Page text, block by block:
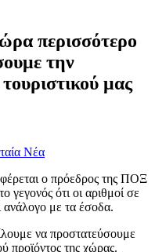
περισσότερο
την
μας
Νέα
ο πρόεδρος της ΠΟΞ
γεγονός ότι οι αριθμοί σε
ανάλογο με τα έσοδα.
να προστατεύσουμε
προϊόντος της χώρας.